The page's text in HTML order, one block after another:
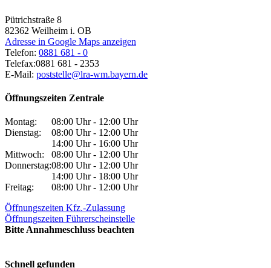
Pütrichstraße 8
82362 Weilheim i. OB
Adresse in Google Maps anzeigen
Telefon: 0881 681 - 0
Telefax:0881 681 - 2353
E-Mail: poststelle@lra-wm.bayern.de
Öffnungszeiten Zentrale
Montag:
08:00 Uhr - 12:00 Uhr
Dienstag:
08:00 Uhr - 12:00 Uhr
14:00 Uhr - 16:00 Uhr
Mittwoch:
08:00 Uhr - 12:00 Uhr
Donnerstag:08:00 Uhr - 12:00 Uhr
14:00 Uhr - 18:00 Uhr
Freitag:
08:00 Uhr - 12:00 Uhr
Öffnungszeiten Kfz.-Zulassung
Öffnungszeiten Führerscheinstelle
Bitte Annahmeschluss beachten
Schnell gefunden